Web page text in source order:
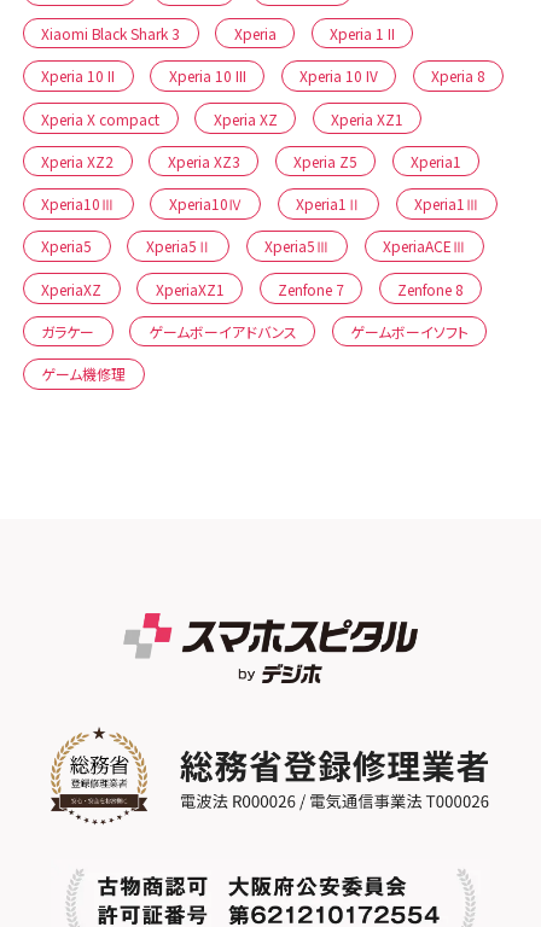
Xiaomi Black Shark 3 Xperia Xperia 1 II
Xperia 10 II Xperia 10 III Xperia 10 IV Xperia 8
Xperia X compact Xperia XZ Xperia XZ1
Xperia XZ2 Xperia XZ3 Xperia Z5 Xperia1
Xperia10Ⅲ Xperia10Ⅳ Xperia1Ⅱ Xperia1Ⅲ
Xperia5 Xperia5Ⅱ Xperia5Ⅲ XperiaACEⅢ
XperiaXZ XperiaXZ1 Zenfone 7 Zenfone 8
ガラケー ゲームボーイアドバンス ゲームボーイソフト
ゲーム機修理